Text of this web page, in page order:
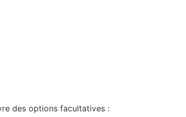
des options facultatives :